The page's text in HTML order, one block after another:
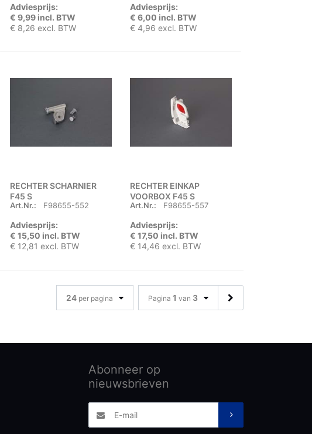
Adviesprijs:
€ 9,99 incl. BTW
€ 8,26 excl. BTW
Adviesprijs:
€ 6,00 incl. BTW
€ 4,96 excl. BTW
RECHTER SCHARNIER
F45 S
Art.Nr.: F98655-552
Adviesprijs:
€ 15,50 incl. BTW
€ 12,81 excl. BTW
RECHTER EINKAP
VOORBOX F45 S
Art.Nr.: F98655-557
Adviesprijs:
€ 17,50 incl. BTW
€ 14,46 excl. BTW
24 per pagina Pagina 1 van 3
Abonneer op
nieuwsbrieven